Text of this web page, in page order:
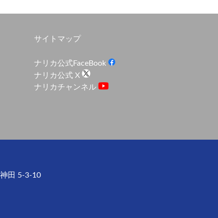
サイトマップ
ナリカ公式FaceBook
ナリカ公式 X
ナリカチャンネル
田 5-3-10